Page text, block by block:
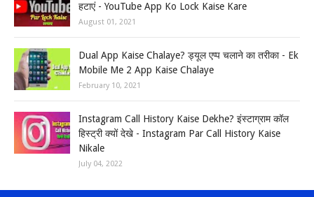
हटाएं - YouTube App Ko Lock Kaise Kare
August 01, 2021
Dual App Kaise Chalaye? ड्यूल एप्प चलाने का तरीका - Ek
Mobile Me 2 App Kaise Chalaye
February 10, 2021
Instagram Call History Kaise Dekhe? इंस्टाग्राम कॉल
हिस्ट्री क्यों देखे - Instagram Par Call History Kaise
Nikale
July 04, 2022